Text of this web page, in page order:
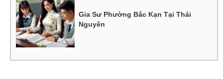
Gia Sư Phường Bắc Kạn Tại Thái
Nguyên